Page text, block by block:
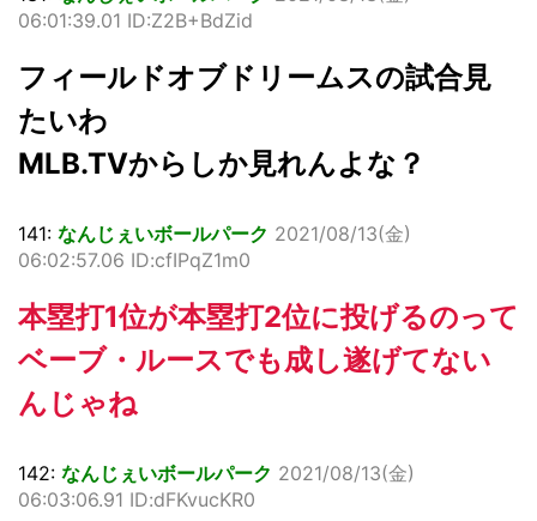
06:01:39.01 ID:Z2B+BdZid
フィールドオブドリームスの試合見
たいわ
MLB.TVからしか見れんよな？
141: なんじぇいボールパーク 2021/08/13(金)
06:02:57.06 ID:cfIPqZ1m0
本塁打1位が本塁打2位に投げるのって
ベーブ・ルースでも成し遂げてない
んじゃね
142: なんじぇいボールパーク 2021/08/13(金)
06:03:06.91 ID:dFKvucKR0